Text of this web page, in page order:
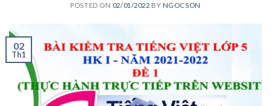
POSTED ON 02/01/2022 BY NGOCSON
02
Th1